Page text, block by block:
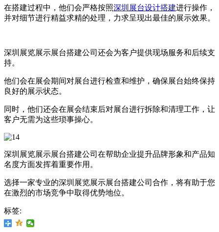
在搭建过程中，他们会严格按照深圳展台设计搭建进行操作，
并对细节进行精益求精的处理，力求呈现出最佳的展示效果。
深圳展览展示展台搭建公司还会为客户提供现场服务和后续支
持。
他们会在展会期间对展台进行检查和维护，确保展台始终保持
良好的展示状态。
同时，他们还会在展会结束后对展台进行拆除和清理工作，让
客户无需为这些琐事操心。
深圳展览展示展台搭建公司在帮助企业提升品牌形象和产品知
名度方面发挥着重要作用。
选择一家专业的深圳展览展示展台搭建公司合作，将有助于您
在激烈的市场竞争中取得优势地位。
标签: